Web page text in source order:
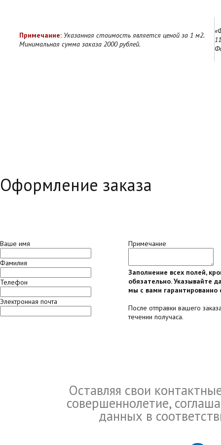
Примечание: Указанная стоимость является ценой за 1 м2.
Минимальная сумма заказа 2000 рублей.
Оформление заказа
Ваше имя
Фамилия
Телефон
Электронная почта
Примечание
Заполнение всех полей,
обязательно. Указывайте
мы с вами гарантированно
После отправки вашего
течении получаса.
Оставляя свои
совершеннолетие,
данных в